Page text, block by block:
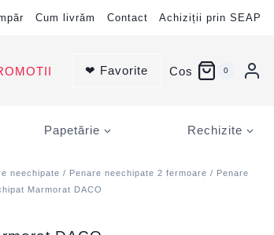
Cum livrăm Contact Achiziții prin SEAP
❤ Favorite Cos 0
Papetărie Rechizite
neechipate / Penare neechipate 2 fermoare / Penare
Marmorat DACO